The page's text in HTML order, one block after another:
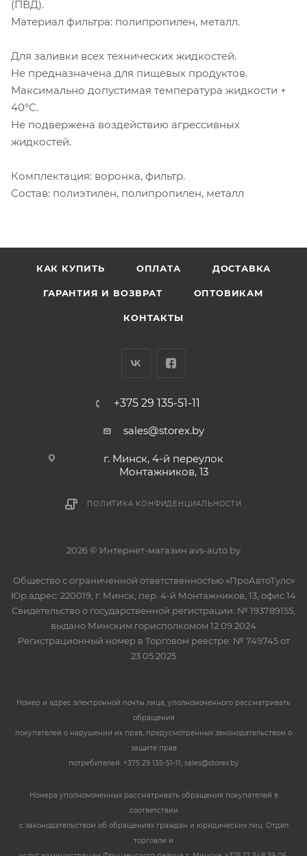
(ПВД).
Материал фильтра: полипропилен, металл.
Для заливки всех технических жидкостей.
Не предназначена для пищевых продуктов.
Максимально допустимая температура жидкости +
40°С.
Не подвержена воздействию агрессивных
жидкостей.
Комплектация: воронка, фильтр.
Состав: полиэтилен, полипропилен, металл
КАК КУПИТЬ ОПЛАТА ДОСТАВКА
ГАРАНТИЯ И ВОЗВРАТ ОПТОВИКАМ
КОНТАКТЫ
+375 29 135-51-11
sales@storex.by
г. Минск, 4-й переулок
Монтажников, 13
ПОЛИТИКА КОНФИДЕНЦИАЛЬНОСТИ
2026 © Интернет-магазин avs-auto.by
Общество с ограниченной ответственностью «ПроАвтоТулс»
Юр.адрес: 220019, г. Минск, пер. 4-й Монтажников, 13, офис 14
Свидетельство о государственной регистрации: № 193789155,
выдано Минским горисполкомом 12.09.2024
Регистрационный номер в Торговом реестре: № 749745 от
23.05.2025
Номер и адрес электронной почты лица, уполномоченного рассматривать
обращения
покупателей о нарушении их прав, предусмотренных законодательством о
защите прав
потребителей: +375 29 135-51-11, sales@storex.by
Номера уполномоченных рассматривать обращения покупателей в
соответствии
с законодательством об обращениях граждан и юридических лиц: Отдел
торговли и